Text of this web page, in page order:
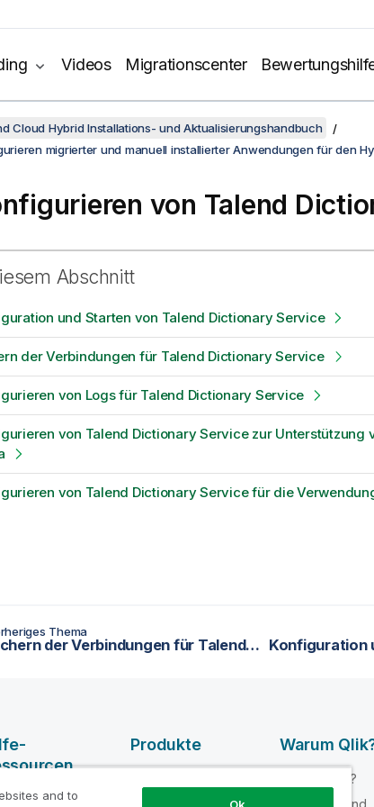
Videos Migrationscenter
Cloud Hybrid Installations- und Aktualisierungshandbuch
migrierter und manuell installierter Anwendungen für den
von Talend
Abschnitt
und Starten von Talend Dictionary Service
der Verbindungen für Talend Dictionary Service
von Logs für Talend Dictionary Service
von Talend Dictionary Service zur Unterstützung
von Talend Dictionary Service für die
Thema
Sichern der Verbindungen für Talend Data Stewardship
Hilfe-Videos
Produkte
ON UND -
Warum
Warum Qlik?
Vertrauen und
and to